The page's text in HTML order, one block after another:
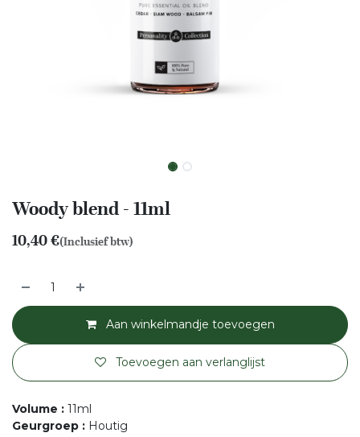
Woody blend - 11ml
10,40€(Inclusief btw)
Aan winkelmandje toevoegen
Toevoegen aan verlanglijst
Volume : 11ml
Geurgroep : Houtig